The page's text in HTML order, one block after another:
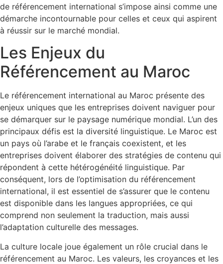
de référencement international s’impose ainsi comme une
démarche incontournable pour celles et ceux qui aspirent
à réussir sur le marché mondial.
Les Enjeux du
Référencement au Maroc
Le référencement international au Maroc présente des
enjeux uniques que les entreprises doivent naviguer pour
se démarquer sur le paysage numérique mondial. L’un des
principaux défis est la diversité linguistique. Le Maroc est
un pays où l’arabe et le français coexistent, et les
entreprises doivent élaborer des stratégies de contenu qui
répondent à cette hétérogénéité linguistique. Par
conséquent, lors de l’optimisation du référencement
international, il est essentiel de s’assurer que le contenu
est disponible dans les langues appropriées, ce qui
comprend non seulement la traduction, mais aussi
l’adaptation culturelle des messages.
La culture locale joue également un rôle crucial dans le
référencement au Maroc. Les valeurs, les croyances et les